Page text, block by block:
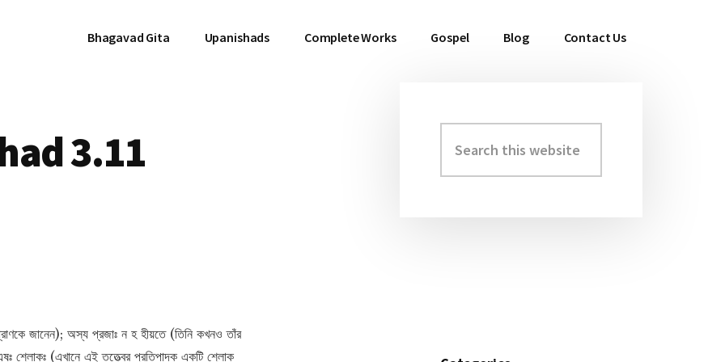
Bhagavad Gita Upanishads Complete Works Gospel Blog Contact Us
3.11
জানেন); অস্য প্রজাঃ ন হ হীয়তে (তিনি কখনও তাঁর
শ্লোকঃ (এখানে এই তত্ত্বের প্রতিপাদক একটি শ্লোক
Primary
Sidebar
this
website